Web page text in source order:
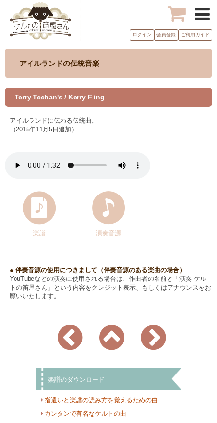
ログイン 会員登録 ご利用ガイド
アイルランドの伝統音楽
Terry Teehan's / Kerry Fling
アイルランドに伝わる伝統曲。
（2015年11月5日追加）
楽譜 演奏音源
● 伴奏音源の使用につきまして（伴奏音源のある楽曲の場合）
YouTubeなどの演奏に使用される場合は、作曲者の名前と「演奏 ケル
トの笛屋さん」という内容をクレジット表示、もしくはアナウンスをお
願いいたします。
楽譜のダウンロード
指遣いと楽譜の読み方を覚えるための曲
カンタンで有名なケルトの曲